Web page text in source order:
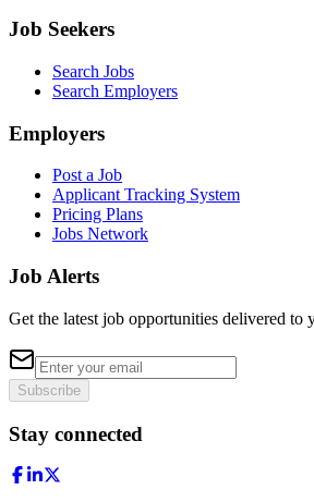
Job Seekers
Search Jobs
Search Employers
Employers
Post a Job
Applicant Tracking System
Pricing Plans
Jobs Network
Job Alerts
Get the latest job opportunities delivered to
Subscribe
Stay connected